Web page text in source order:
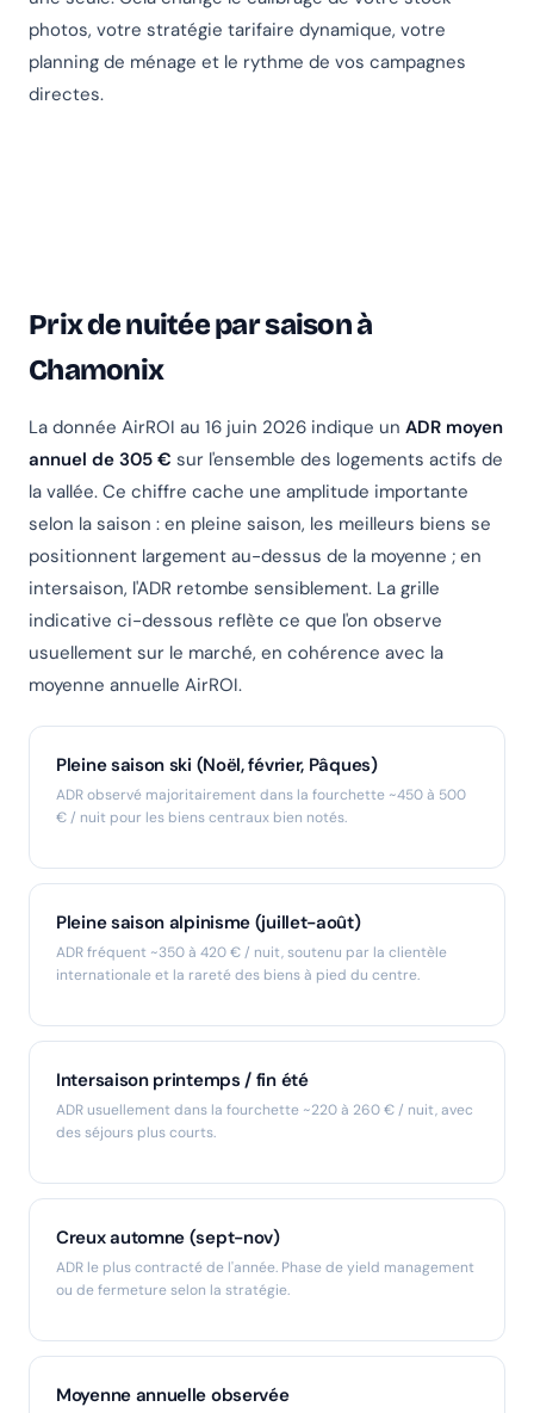
photos, votre stratégie tarifaire dynamique, votre
planning de ménage et le rythme de vos campagnes
directes.
Prix de nuitée par saison à
Chamonix
La donnée AirROI au 16 juin 2026 indique un ADR moyen
annuel de 305 € sur l'ensemble des logements actifs de
la vallée. Ce chiffre cache une amplitude importante
selon la saison : en pleine saison, les meilleurs biens se
positionnent largement au-dessus de la moyenne ; en
intersaison, l'ADR retombe sensiblement. La grille
indicative ci-dessous reflète ce que l'on observe
usuellement sur le marché, en cohérence avec la
moyenne annuelle AirROI.
Pleine saison ski (Noël, février, Pâques)
ADR observé majoritairement dans la fourchette ~450 à 500
€ / nuit pour les biens centraux bien notés.
Pleine saison alpinisme (juillet-août)
ADR fréquent ~350 à 420 € / nuit, soutenu par la clientèle
internationale et la rareté des biens à pied du centre.
Intersaison printemps / fin été
ADR usuellement dans la fourchette ~220 à 260 € / nuit, avec
des séjours plus courts.
Creux automne (sept-nov)
ADR le plus contracté de l'année. Phase de yield management
ou de fermeture selon la stratégie.
Moyenne annuelle observée